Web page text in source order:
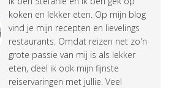
koken en lekker eten. Op mijn blog
vind je mijn recepten en lievelings
restaurants. Omdat reizen net zo'n
grote passie van mij is als lekker
eten, deel ik ook mijn fijnste
reiservaringen met jullie. Veel